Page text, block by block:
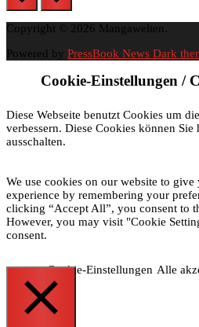
Copyright © 2026 Mangawelten.
Powered by PressBook News Dark
Cookie-Einstellungen /
Diese Webseite benutzt Cookies um
verbessern. Diese Cookies können Sie
ausschalten.
We use cookies on our website to
experience by remembering your
clicking “Accept All”, you consent to
However, you may visit "Cookie
consent.
Cookie-Einstellungen Alle